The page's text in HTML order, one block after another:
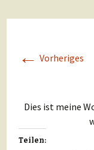
← Vorheriges
Dies ist meine
Teilen: